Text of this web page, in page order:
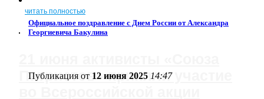
читать полностью
Патриотов» приняли участие
Официальное поздравление с Днем России от Александра
Георгиевича Бакулина
Публикация от 12 июня 2025 14:47